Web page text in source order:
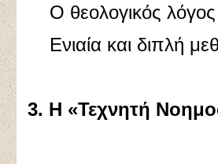
Ο θεολογικός λόγος
Ενιαία και διπλή
3. Η «Τεχνητή